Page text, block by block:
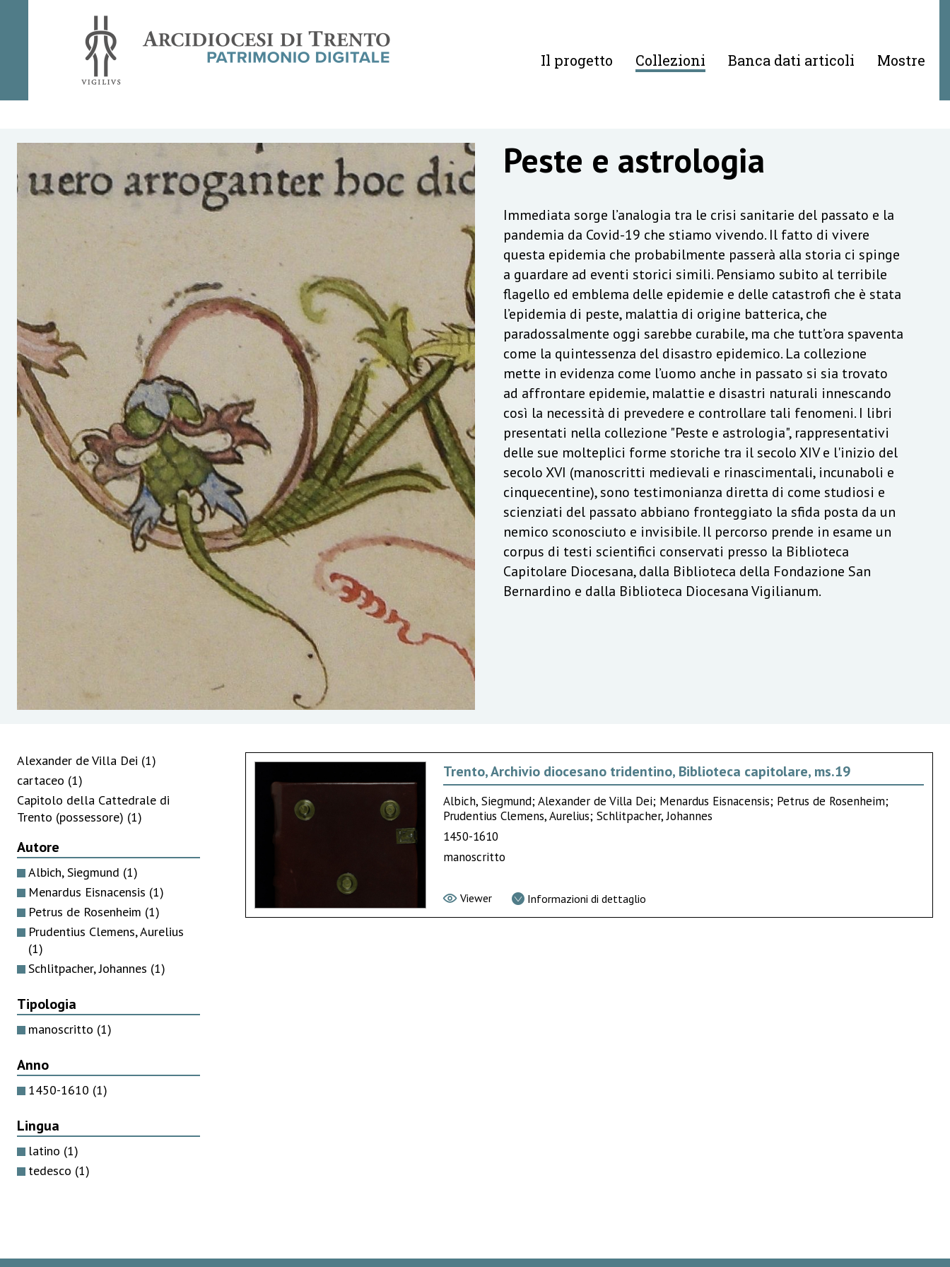
Il progetto Collezioni Banca dati articoli Mostre
Peste e astrologia
Immediata sorge l’analogia tra le crisi sanitarie del passato e la
pandemia da Covid-19 che stiamo vivendo. Il fatto di vivere
questa epidemia che probabilmente passerà alla storia ci spinge
a guardare ad eventi storici simili. Pensiamo subito al terribile
flagello ed emblema delle epidemie e delle catastrofi che è stata
l’epidemia di peste, malattia di origine batterica, che
paradossalmente oggi sarebbe curabile, ma che tutt’ora spaventa
come la quintessenza del disastro epidemico. La collezione
mette in evidenza come l’uomo anche in passato si sia trovato
ad affrontare epidemie, malattie e disastri naturali innescando
così la necessità di prevedere e controllare tali fenomeni. I libri
presentati nella collezione "Peste e astrologia", rappresentativi
delle sue molteplici forme storiche tra il secolo XIV e l'inizio del
secolo XVI (manoscritti medievali e rinascimentali, incunaboli e
cinquecentine), sono testimonianza diretta di come studiosi e
scienziati del passato abbiano fronteggiato la sfida posta da un
nemico sconosciuto e invisibile. Il percorso prende in esame un
corpus di testi scientifici conservati presso la Biblioteca
Capitolare Diocesana, dalla Biblioteca della Fondazione San
Bernardino e dalla Biblioteca Diocesana Vigilianum.
Alexander de Villa Dei (1)
cartaceo (1)
Capitolo della Cattedrale di
Trento (possessore) (1)
Autore
Albich, Siegmund (1)
Menardus Eisnacensis (1)
Petrus de Rosenheim (1)
Prudentius Clemens, Aurelius
(1)
Schlitpacher, Johannes (1)
Tipologia
manoscritto (1)
Anno
1450-1610 (1)
Lingua
latino (1)
tedesco (1)
Trento, Archivio diocesano tridentino, Biblioteca capitolare, ms.19
Albich, Siegmund; Alexander de Villa Dei; Menardus Eisnacensis; Petrus de Rosenheim;
Prudentius Clemens, Aurelius; Schlitpacher, Johannes
1450-1610
manoscritto
Viewer Informazioni di dettaglio